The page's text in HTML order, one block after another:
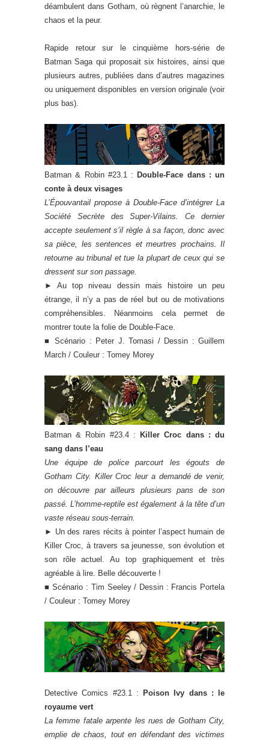
déambulent dans Gotham, où règnent l’anarchie, le
chaos et la peur.
Rapide retour sur le cinquième hors-série de
Batman Saga qui proposait six histoires, ainsi que
plusieurs autres, publiées dans d’autres magazines
ou uniquement disponibles en version originale (voir
plus bas).
Batman & Robin #23.1 : Double-Face dans : un
conte à deux visages
L’Épouvantail propose à Double-Face d’intégrer La
Société Secrète des Super-Vilains. Ce dernier
accepte seulement s’il règle à sa façon, donc avec
sa pièce, les sentences et meurtres prochains. Il
retourne au tribunal et tue la plupart de ceux qui se
dressent sur son passage.
► Au top niveau dessin mais histoire un peu
étrange, il n’y a pas de réel but ou de motivations
compréhensibles. Néanmoins cela permet de
montrer toute la folie de Double-Face.
■ Scénario : Peter J. Tomasi / Dessin : Guillem
March / Couleur : Tomey Morey
Batman & Robin #23.4 :
Killer Croc dans : du
sang dans l’eau
Une équipe de police parcourt les égouts de
Gotham City. Killer Croc leur a demandé de venir,
on découvre par ailleurs plusieurs pans de son
passé. L’homme-reptile est également à la tête d’un
vaste réseau sous-terrain.
► Un des rares récits à pointer l’aspect humain de
Killer Croc, à travers sa jeunesse, son évolution et
son rôle actuel. Au top graphiquement et très
agréable à lire. Belle découverte !
■ Scénario : Tim Seeley / Dessin : Francis Portela
/ Couleur : Tomey Morey
Detective Comics #23.1 :
Poison Ivy dans : le
royaume vert
La femme fatale arpente les rues de Gotham City,
emplie de chaos, tout en défendant des victimes